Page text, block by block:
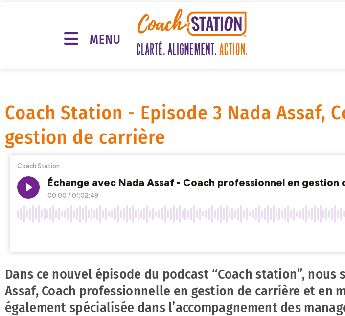
MENU
Coach Station - Episode 3 Nada Assaf,
gestion de carrière
Dans ce nouvel épisode du podcast “Coach station”, nous
Assaf, Coach professionnelle en gestion de carrière et
également spécialisée dans l’accompagnement des